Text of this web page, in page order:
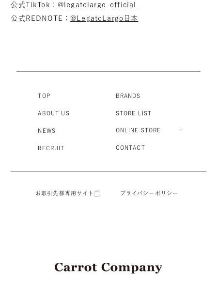
公式TikTok： @legatolargo_official
公式REDNOTE： @LegatoLargo日本
TOP
ABOUT US
NEWS
RECRUIT
BRANDS
STORE LIST
ONLINE STORE
CONTACT
お取引先様専用サイト プライバシーポリシー